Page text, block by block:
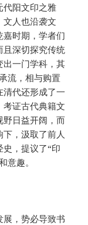
代阳文印之雅
文人也沿袭文
时期，学者们
且深切探究传统
出一门学科，其
流，相与购置
清代还形成了一
证古代典籍文
野日益开阔，而
，汲取了前人
，提议了“印
意趣。
，势必导致书